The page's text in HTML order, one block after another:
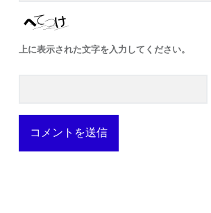
上に表示された文字を入力してください。